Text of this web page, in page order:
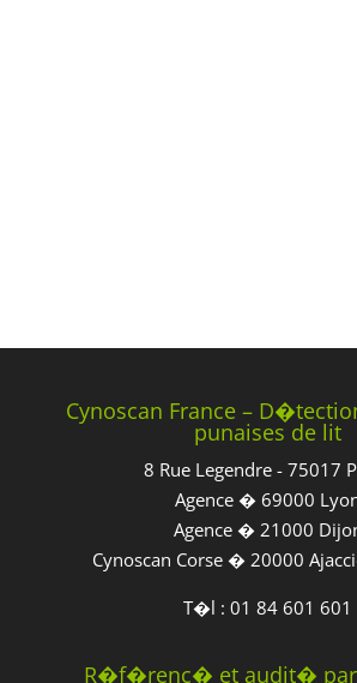
Cynoscan France –
punaises de lit
8 Rue Legendre - 75017
Agence � 69000
Agence � 21000
Cynoscan Corse � 20000
T�l : 01 84 601 601
R�f�renc� et audit� par